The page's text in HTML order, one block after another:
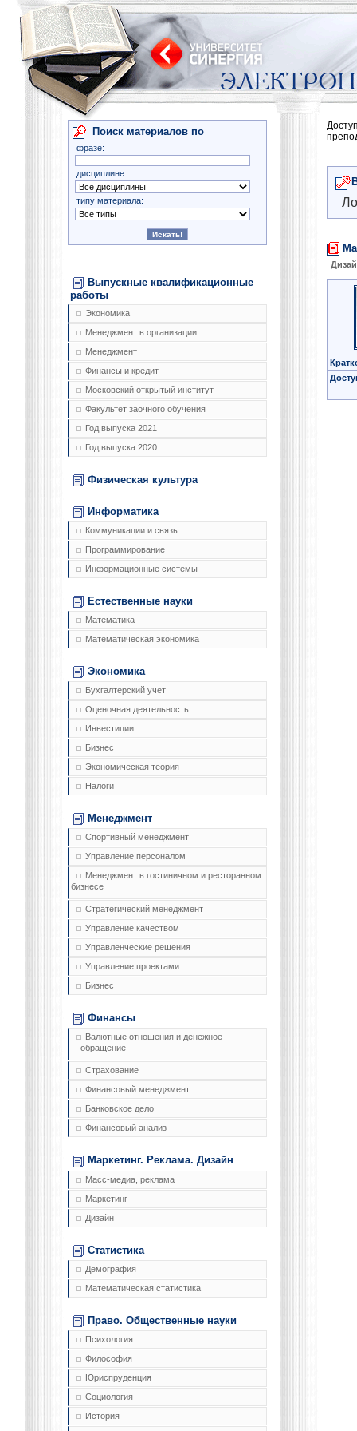
Поиск материалов по
фразе:
дисциплине:
типу материала:
Выпускные квалификационные
работы
Экономика
Менеджмент в организации
Менеджмент
Финансы и кредит
Московский открытый институт
Факультет заочного обучения
Год выпуска 2021
Год выпуска 2020
Физическая культура
Информатика
Коммуникации и связь
Программирование
Информационные системы
Естественные науки
Математика
Математическая экономика
Экономика
Бухгалтерский учет
Оценочная деятельность
Инвестиции
Бизнес
Экономическая теория
Налоги
Менеджмент
Спортивный менеджмент
Управление персоналом
Менеджмент в гостиничном и ресторанном
бизнесе
Стратегический менеджмент
Управление качеством
Управленческие решения
Управление проектами
Бизнес
Финансы
Валютные отношения и денежное
обращение
Страхование
Финансовый менеджмент
Банковское дело
Финансовый анализ
Маркетинг. Реклама. Дизайн
Масс-медиа, реклама
Маркетинг
Дизайн
Статистика
Демография
Математическая статистика
Право. Общественные науки
Психология
Философия
Юриспруденция
Социология
История